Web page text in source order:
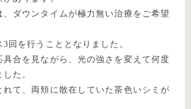
、ダウンタイムが極力無い治療をご希望
3回を行うこととなりました。
具合を見ながら、光の強さを変えて何度
た。
れて、両頬に散在していた茶色いシミが